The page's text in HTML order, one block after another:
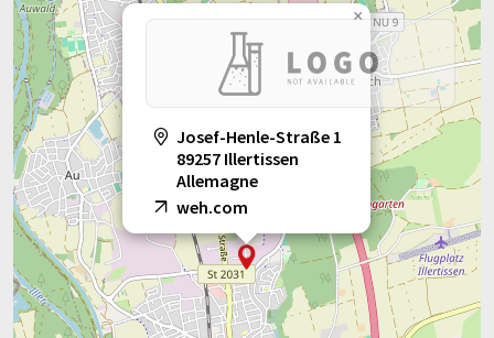
Josef-Henle-Straße 1
89257 Illertissen
Allemagne
weh.com
×